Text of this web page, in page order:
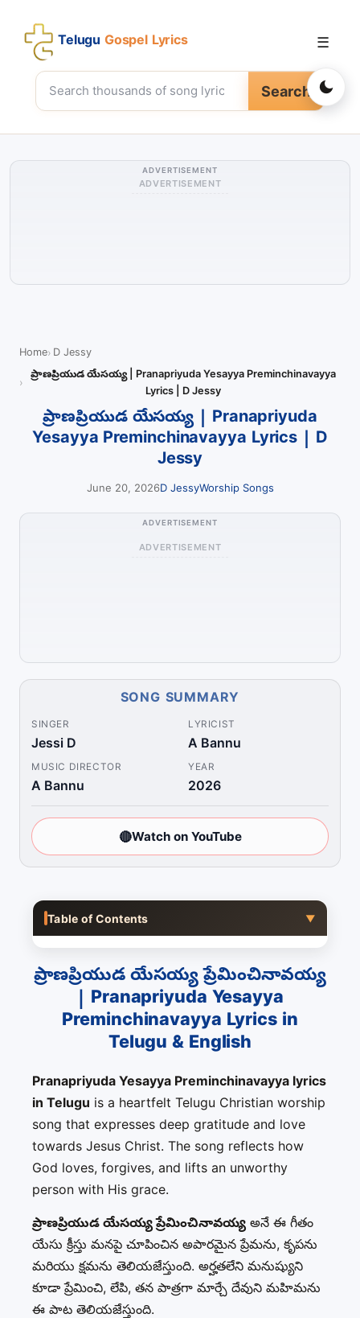
Telugu Gospel Lyrics
Search
☰
ADVERTISEMENT
ADVERTISEMENT
Home D Jessy
ప్రాణప్రియుడ యేసయ్య | Pranapriyuda Yesayya Preminchinavayya
Lyrics | D Jessy
ప్రాణప్రియుడ యేసయ్య | Pranapriyuda
Yesayya Preminchinavayya Lyrics | D
Jessy
June 20, 2026D JessyWorship Songs
ADVERTISEMENT
ADVERTISEMENT
SONG SUMMARY
SINGER
Jessi D
LYRICIST
A Bannu
MUSIC DIRECTOR
A Bannu
YEAR
2026
🔴Watch on YouTube
Table of Contents ▼
ప్రాణప్రియుడ యేసయ్య ప్రేమించినావయ్య
| Pranapriyuda Yesayya
Preminchinavayya Lyrics in
Telugu & English
Pranapriyuda Yesayya Preminchinavayya lyrics
in Telugu is a heartfelt Telugu Christian worship
song that expresses deep gratitude and love
towards Jesus Christ. The song reflects how
God loves, forgives, and lifts an unworthy
person with His grace.
ప్రాణప్రియుడ యేసయ్య ప్రేమించినావయ్య అనే ఈ గీతం
యేసు క్రీస్తు మనపై చూపించిన అపారమైన ప్రేమను, కృపను
మరియు క్షమను తెలియజేస్తుంది. అర్హతలేని మనుష్యుని
కూడా ప్రేమించి, లేపి, తన పాత్రగా మార్చే దేవుని మహిమను
ఈ పాట తెలియజేస్తుంది.